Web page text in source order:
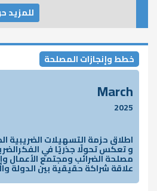
للمزيد
خطط وإنجازات المصلحة
March
2025
اطلاق حزمة التسهيلات الضريبية
و تعكس تحولًا جذريًا في
مصلحة الضرائب ومجتمع الأعمال
علاقة شراكة حقيقية بين الدولة